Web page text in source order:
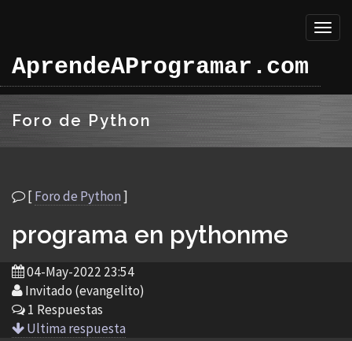
AprendeAProgramar.com
Foro de Python
[Foro de Python]
programa en pythonme
04-May-2022 23:54
Invitado (evangelito)
1 Respuestas
Ultima respuesta